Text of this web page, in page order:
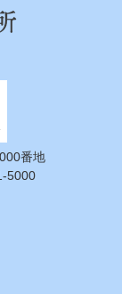
番地
5000